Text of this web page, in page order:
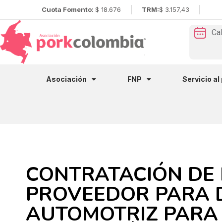
Cuota Fomento: $ 18.676 TRM:$ 3.157,43
Asociación FNP Servicio
CONTRATACIÓN
PROVEEDOR
AUTOMOTRIZ